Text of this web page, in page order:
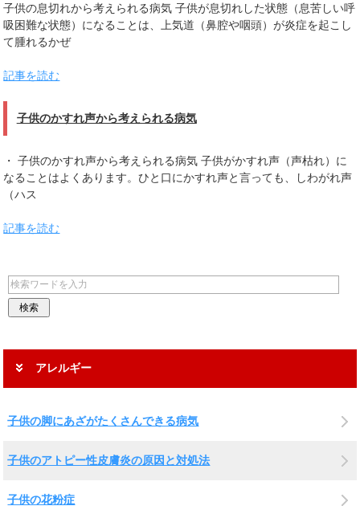
子供の息切れから考えられる病気 子供が息切れした状態（息苦しい呼
吸困難な状態）になることは、上気道（鼻腔や咽頭）が炎症を起こし
て腫れるかぜ
記事を読む
子供のかすれ声から考えられる病気
・ 子供のかすれ声から考えられる病気 子供がかすれ声（声枯れ）に
なることはよくあります。ひと口にかすれ声と言っても、しわがれ声
（ハス
記事を読む
アレルギー
子供の脚にあざがたくさんできる病気
子供のアトピー性皮膚炎の原因と対処法
子供の花粉症